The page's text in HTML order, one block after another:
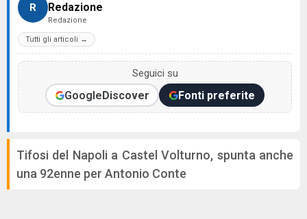
R Redazione
Redazione
Tutti gli articoli →
Seguici su
GoogleDiscover Fonti preferite
Tifosi del Napoli a Castel Volturno, spunta anche
una 92enne per Antonio Conte